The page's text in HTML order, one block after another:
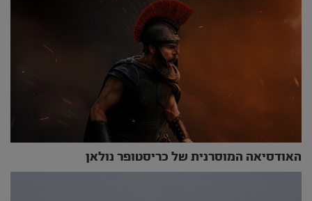
האודסיאה המוסרנית של כריסטופר נולאן